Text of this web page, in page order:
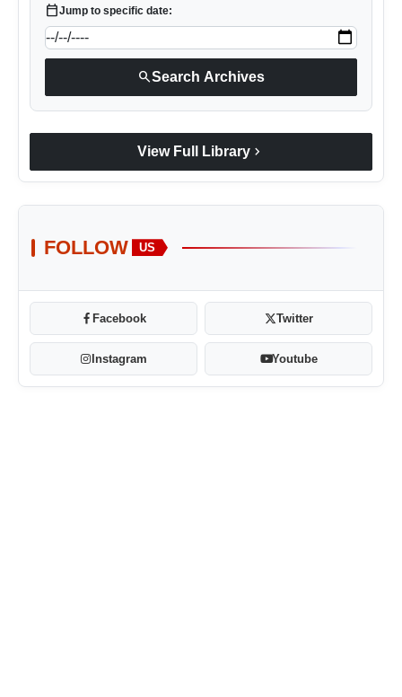
calendar_todayJump to specific date:
searchSearch Archives
View Full Library chevron_right
FOLLOW US
Facebook Twitter
Instagram Youtube